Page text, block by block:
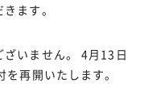
ます。
ざいません。 4月13日
を再開いたします。